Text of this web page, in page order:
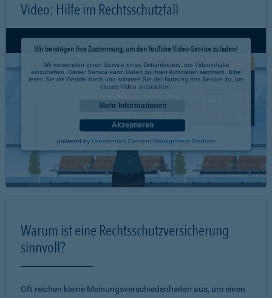
Video: Hilfe im Rechtsschutzfall
Wir benötigen Ihre Zustimmung, um den YouTube Video-Service zu laden!
Wir verwenden einen Service eines Drittanbieters, um Videoinhalte
einzubetten. Dieser Service kann Daten zu Ihren Aktivitäten sammeln. Bitte
lesen Sie die Details durch und stimmen Sie der Nutzung des Service zu, um
dieses Video anzusehen.
Mehr Informationen
Akzeptieren
powered by Usercentrics Consent Management Platform
Warum ist eine Rechtsschutzversicherung
sinnvoll?
Oft reichen kleine Meinungsverschiedenheiten aus, um einen